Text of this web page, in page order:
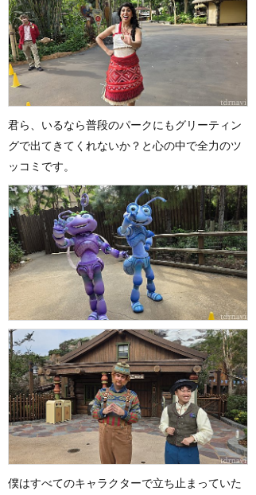
君ら、いるなら普段のパークにもグリーティン
グで出てきてくれないか？と心の中で全力のツ
ッコミです。
僕はすべてのキャラクターで立ち止まっていた